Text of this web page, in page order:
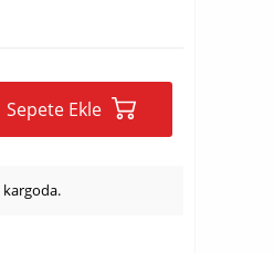
Sepete Ekle
kargoda.